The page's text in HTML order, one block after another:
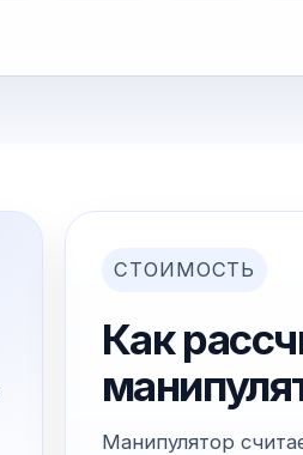
СТОИМОСТЬ
Как
Манипулятор